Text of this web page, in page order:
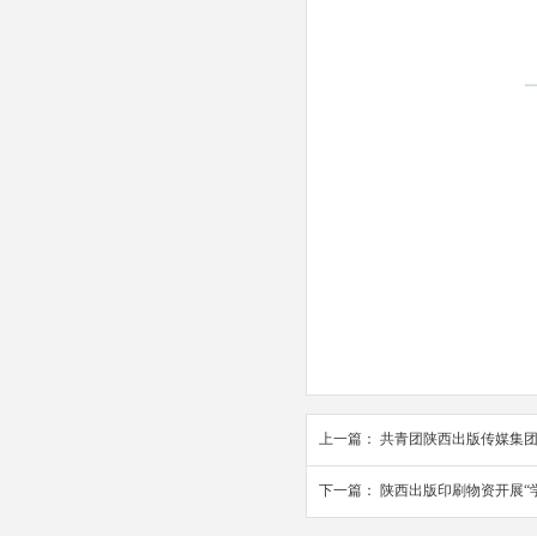
上一篇： 共青团陕西出版传媒集
下一篇： 陕西出版印刷物资开展“